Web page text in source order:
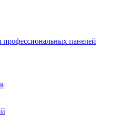
панелей